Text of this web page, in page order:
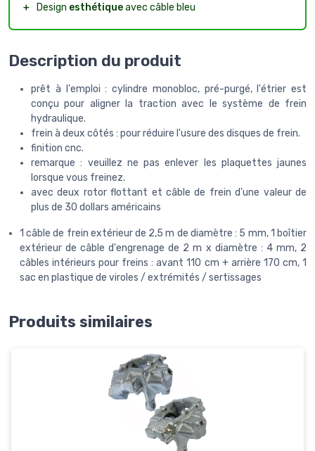
＋
Design esthétiqueavec câble bleu
Description du produit
prêt à l'emploi : cylindre monobloc, pré-purgé, l'étrier est
conçu pour aligner la traction avec le système de frein
hydraulique.
frein à deux côtés : pour réduire l'usure des disques de frein.
finition cnc.
remarque : veuillez ne pas enlever les plaquettes jaunes
lorsque vous freinez.
avec deux rotor flottant et câble de frein d'une valeur de
plus de 30 dollars américains
1 câble de frein extérieur de 2,5 m de diamètre : 5 mm, 1 boîtier
extérieur de câble d'engrenage de 2 m x diamètre : 4 mm, 2
câbles intérieurs pour freins : avant 110 cm + arrière 170 cm, 1
sac en plastique de viroles / extrémités / sertissages
Produits similaires